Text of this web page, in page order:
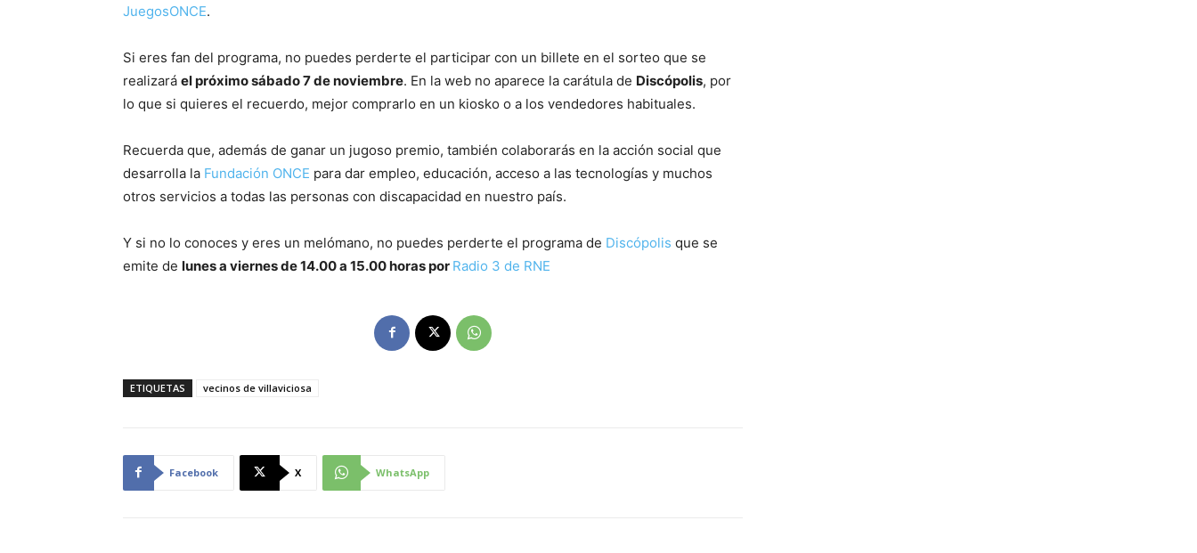
JuegosONCE.
Si eres fan del programa, no puedes perderte el participar con un billete en el sorteo que se
realizará el próximo sábado 7 de noviembre. En la web no aparece la carátula de Discópolis, por
lo que si quieres el recuerdo, mejor comprarlo en un kiosko o a los vendedores habituales.
Recuerda que, además de ganar un jugoso premio, también colaborarás en la acción social que
desarrolla la Fundación ONCE para dar empleo, educación, acceso a las tecnologías y muchos
otros servicios a todas las personas con discapacidad en nuestro país.
Y si no lo conoces y eres un melómano, no puedes perderte el programa de Discópolis que se
emite de lunes a viernes de 14.00 a 15.00 horas por Radio 3 de RNE
ETIQUETAS vecinos de villaviciosa
Facebook X WhatsApp